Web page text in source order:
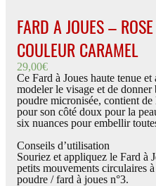
FARD A JOUES –
COULEUR CARAMEL
29,00€
Ce Fard à Joues haute tenue
modeler le visage et de
poudre micronisée, contient de
pour son côté doux pour la
six nuances pour embellir
Conseils d’utilisation
Souriez et appliquez le Fard à
petits mouvements circulaires
poudre / fard à joues n°3.